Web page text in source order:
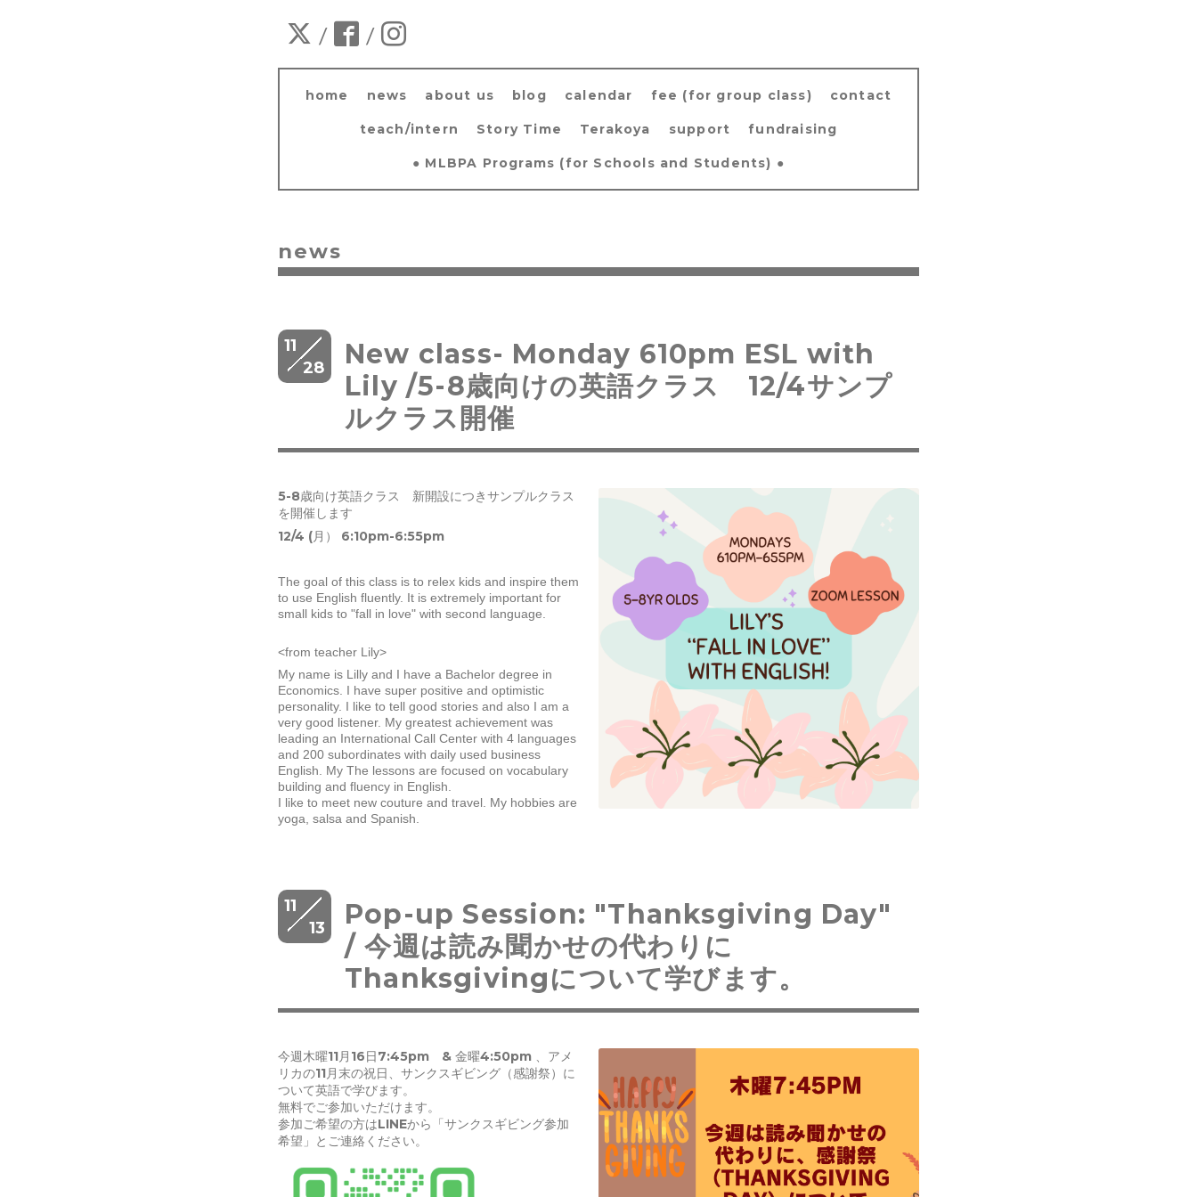
/ /
home news about us blog calendar fee (for group class) contact
teach/intern Story Time Terakoya support fundraising
● MLBPA Programs (for Schools and Students) ●
news
11
28
New class- Monday 610pm ESL with
Lily /5-8歳向けの英語クラス 12/4サンプ
ルクラス開催
5-8歳向け英語クラス 新開設につきサンプルクラス
を開催します
12/4 (月） 6:10pm-6:55pm
The goal of this class is to relex kids and inspire them
to use English fluently. It is extremely important for
small kids to "fall in love" with second language.
<from teacher Lily>
My name is Lilly and I have a Bachelor degree in
Economics. I have super positive and optimistic
personality. I like to tell good stories and also I am a
very good listener. My greatest achievement was
leading an International Call Center with 4 languages ​​
and 200 subordinates with daily used business
English. My The lessons are focused on vocabulary
building and fluency in English.
I like to meet new couture and travel. My hobbies are
yoga, salsa and Spanish.
11
13
Pop-up Session: "Thanksgiving Day"
/ 今週は読み聞かせの代わりに
Thanksgivingについて学びます。
今週木曜11月16日7:45pm & 金曜4:50pm 、アメ
リカの11月末の祝日、サンクスギビング（感謝祭）に
ついて英語で学びます。
無料でご参加いただけます。
参加ご希望の方はLINEから「サンクスギビング参加
希望」とご連絡ください。